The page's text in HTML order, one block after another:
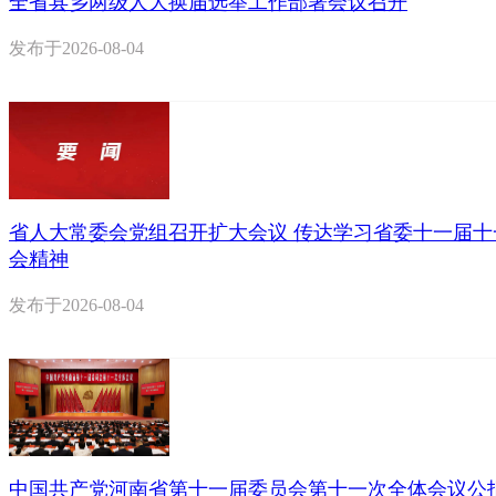
发布于2026-08-04
省人大常委会党组召开扩大会议 传达学习省委十一届
会精神
发布于2026-08-04
中国共产党河南省第十一届委员会第十一次全体会议公